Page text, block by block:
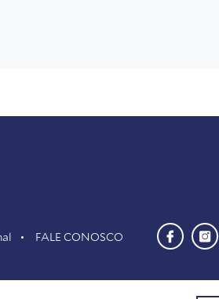
FALE CONOSCO